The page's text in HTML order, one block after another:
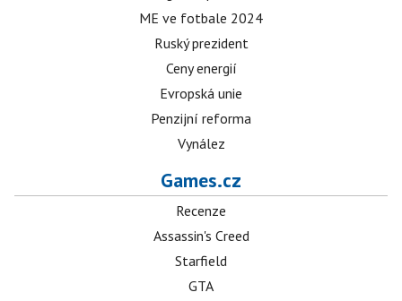
ME ve fotbale 2024
Ruský prezident
Ceny energií
Evropská unie
Penzijní reforma
Vynález
Games.cz
Recenze
Assassin's Creed
Starfield
GTA